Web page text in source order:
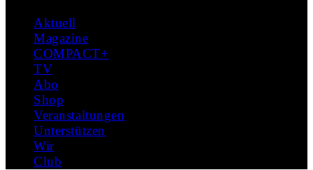
Aktuell
Magazine
COMPACT+
TV
Abo
Shop
Veranstaltungen
Unterstützen
Wir
Club